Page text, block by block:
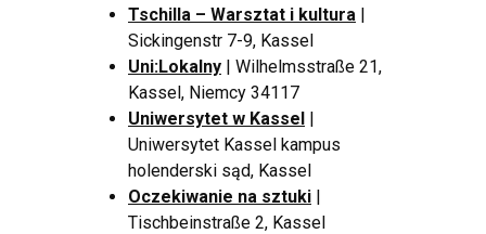
Tschilla – Warsztat i kultura |
Sickingenstr 7-9, Kassel
Uni:Lokalny | Wilhelmsstraße 21,
Kassel, Niemcy 34117
Uniwersytet w Kassel |
Uniwersytet Kassel kampus
holenderski sąd, Kassel
Oczekiwanie na sztuki |
Tischbeinstraße 2, Kassel